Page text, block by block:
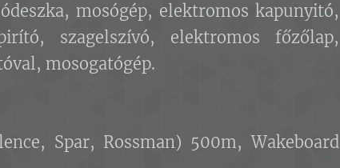
mosógép, elektromos kapunyitó,
szagelszívó, elektromos főzőlap,
mosogatógép.
Spar, Rossman) 500m, Wakeboard